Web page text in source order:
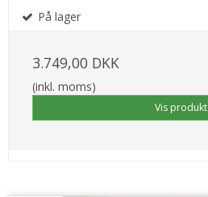
På lager
3.749,00 DKK
(inkl. moms)
Vis produkt